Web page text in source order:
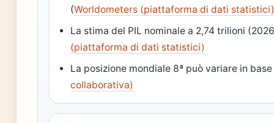
(Worldometers (piattaforma di dati
La stima del PIL nominale a 2,74 trilioni
(piattaforma di dati statistici)
La posizione mondiale 8ª può variare in
collaborativa)